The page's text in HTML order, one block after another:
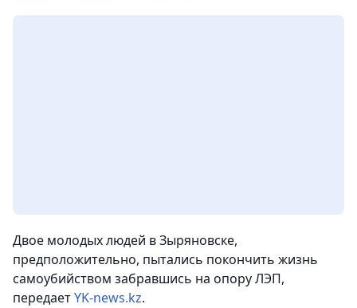
Двое молодых людей в Зыряновске,
предположительно, пытались покончить жизнь
самоубийством забравшись на опору ЛЭП,
передаетYK-news.kz.